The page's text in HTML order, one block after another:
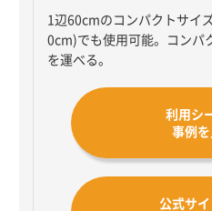
1辺60cmのコンパクトサイ
0cm)でも使用可能。コンパ
を運べる。
利用シ
事例
公式サ